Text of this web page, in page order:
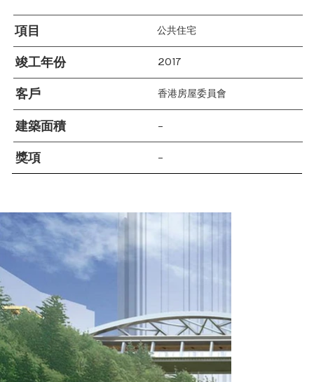
項目 公共住宅
竣工年份 2017
客戶 香港房屋委員會
建築面積 –
獎項 –